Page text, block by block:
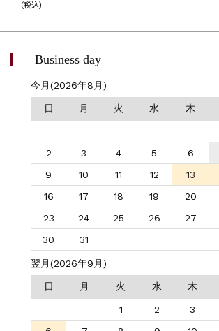
(税込)
Business day
今月(2026年8月)
日 月 火 水 木
2
3 4 5 6
9
10 11 12 13
16
17 18 19 20
23
24 25 26 27
30
31
翌月(2026年9月)
日 月 火 水 木
1 2 3